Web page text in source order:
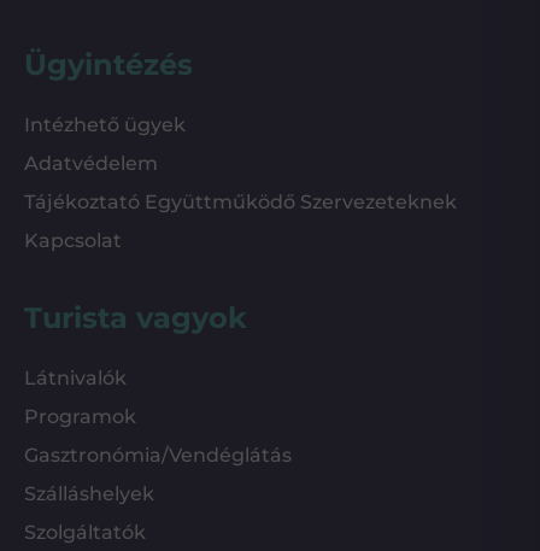
Ügyintézés
Intézhető ügyek
Adatvédelem
Tájékoztató Együttműködő Szervezeteknek
Kapcsolat
Turista vagyok
Látnivalók
Programok
Gasztronómia/Vendéglátás
Szálláshelyek
Szolgáltatók